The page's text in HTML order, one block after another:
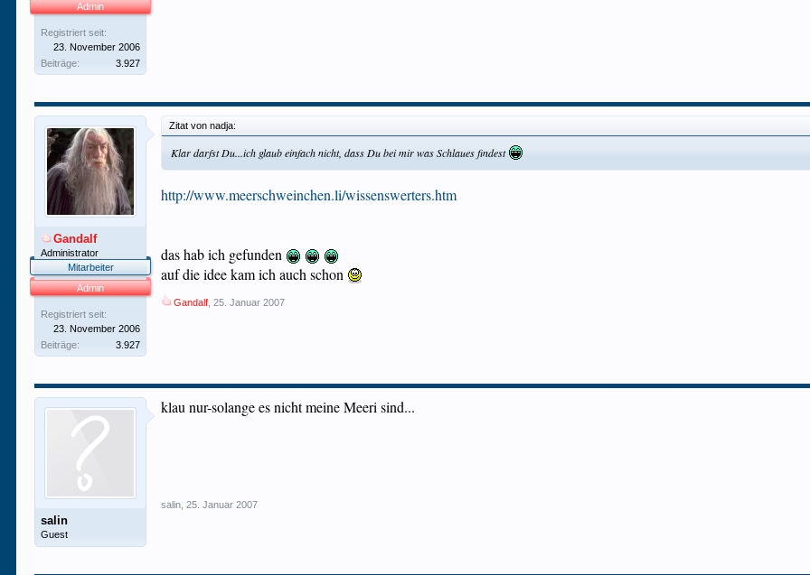
Admin
Registriert seit:
23. November 2006
Beiträge:
3.927
Gandalf
Administrator
Mitarbeiter
Admin
Registriert seit:
23. November 2006
Beiträge:
3.927
Zitat von nadja:
Klar darfst Du...ich glaub einfach nicht, dass Du bei mir was Schlaues findest
http://www.meerschweinchen.li/wissenswerters.htm
das hab ich gefunden
auf die idee kam ich auch schon
Gandalf 25. Januar 2007
salin
Guest
klau nur-solange es nicht meine Meeri sind...
salin 25. Januar 2007